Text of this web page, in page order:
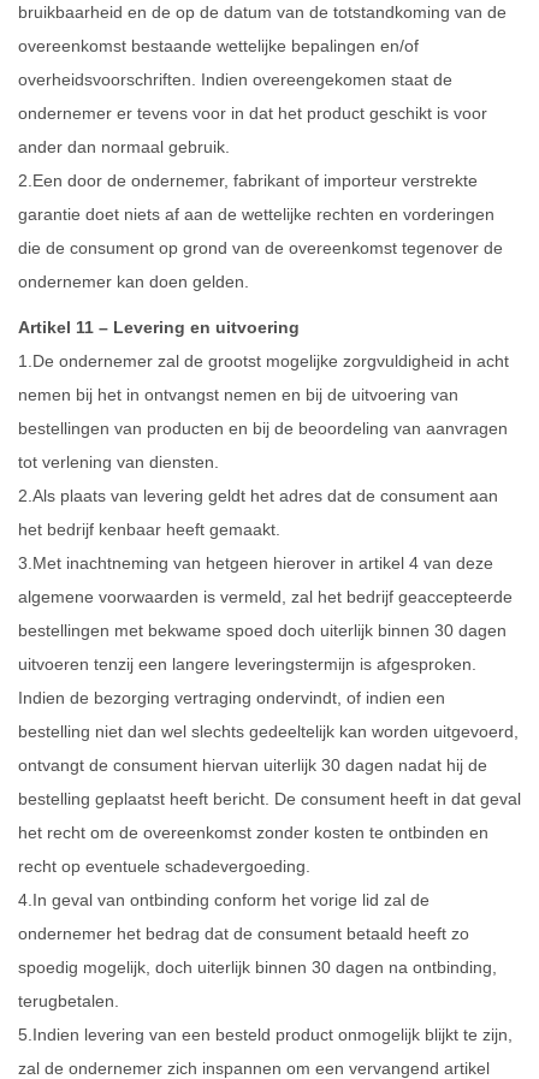
bruikbaarheid en de op de datum van de totstandkoming van de
overeenkomst bestaande wettelijke bepalingen en/of
overheidsvoorschriften. Indien overeengekomen staat de
ondernemer er tevens voor in dat het product geschikt is voor
ander dan normaal gebruik.
2.Een door de ondernemer, fabrikant of importeur verstrekte
garantie doet niets af aan de wettelijke rechten en vorderingen
die de consument op grond van de overeenkomst tegenover de
ondernemer kan doen gelden.
Artikel 11 – Levering en uitvoering
1.De ondernemer zal de grootst mogelijke zorgvuldigheid in acht
nemen bij het in ontvangst nemen en bij de uitvoering van
bestellingen van producten en bij de beoordeling van aanvragen
tot verlening van diensten.
2.Als plaats van levering geldt het adres dat de consument aan
het bedrijf kenbaar heeft gemaakt.
3.Met inachtneming van hetgeen hierover in artikel 4 van deze
algemene voorwaarden is vermeld, zal het bedrijf geaccepteerde
bestellingen met bekwame spoed doch uiterlijk binnen 30 dagen
uitvoeren tenzij een langere leveringstermijn is afgesproken.
Indien de bezorging vertraging ondervindt, of indien een
bestelling niet dan wel slechts gedeeltelijk kan worden uitgevoerd,
ontvangt de consument hiervan uiterlijk 30 dagen nadat hij de
bestelling geplaatst heeft bericht. De consument heeft in dat geval
het recht om de overeenkomst zonder kosten te ontbinden en
recht op eventuele schadevergoeding.
4.In geval van ontbinding conform het vorige lid zal de
ondernemer het bedrag dat de consument betaald heeft zo
spoedig mogelijk, doch uiterlijk binnen 30 dagen na ontbinding,
terugbetalen.
5.Indien levering van een besteld product onmogelijk blijkt te zijn,
zal de ondernemer zich inspannen om een vervangend artikel